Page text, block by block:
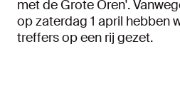
met de Grote Oren'.
op zaterdag 1 april hebben
treffers op een rij gezet.